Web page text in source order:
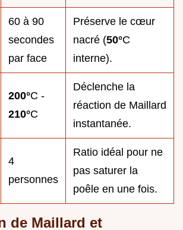
60 à 90
secondes
par face
Préserve le cœur
nacré (50°C
interne).
200°C -
210°C
Déclenche la
réaction de Maillard
instantanée.
4
personnes
Ratio idéal pour ne
pas saturer la
poêle en une fois.
de Maillard et